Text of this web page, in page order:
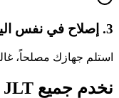
3. إصلاح في نفس
استلم جهازك مصلحاً،
نخدم جميع JLT